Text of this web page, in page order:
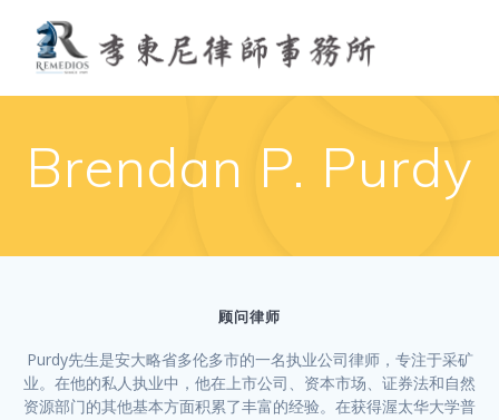
to
content
Brendan P. Purdy
顾问律师
Purdy先生是安大略省多伦多市的一名执业公司律师，专注于采矿
业。在他的私人执业中，他在上市公司、资本市场、证券法和自然
资源部门的其他基本方面积累了丰富的经验。在获得渥太华大学普